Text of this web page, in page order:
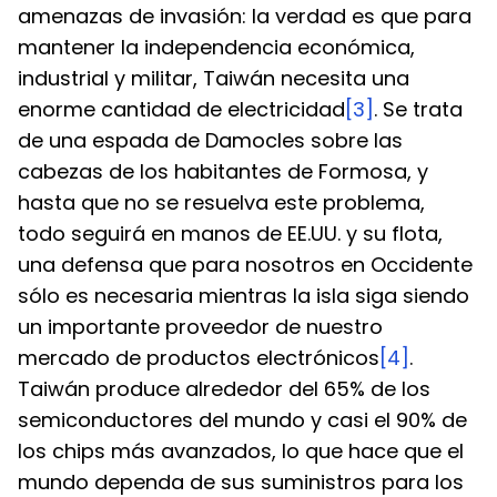
amenazas de invasión: la verdad es que para
mantener la independencia económica,
industrial y militar, Taiwán necesita una
enorme cantidad de electricidad [3] . Se trata
de una espada de Damocles sobre las
cabezas de los habitantes de Formosa, y
hasta que no se resuelva este problema,
todo seguirá en manos de EE.UU. y su flota,
una defensa que para nosotros en Occidente
sólo es necesaria mientras la isla siga siendo
un importante proveedor de nuestro
mercado de productos electrónicos [4] .
Taiwán produce alrededor del 65% de los
semiconductores del mundo y casi el 90% de
los chips más avanzados, lo que hace que el
mundo dependa de sus suministros para los